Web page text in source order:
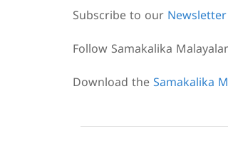
Subscribe to our Newsletter
Follow Samakalika
Download the Samakalika